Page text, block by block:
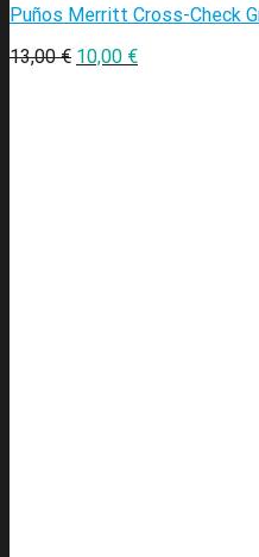
Puños Merritt Cross-Check
13,00€ 10,00 €